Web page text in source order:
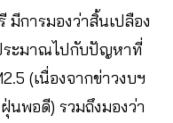
การมองว่าสิ้นเปลือง
ระมาณไปกับปัญหาที่
(เนื่องจากข่าวงบฯ
นพอดี) รวมถึงมองว่า